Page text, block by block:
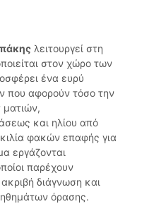
λειτουργεί στη
στον χώρο των
ένα ευρύ
που αφορούν τόσο την
ματιών,
και ηλίου από
φακών επαφής για
εργάζονται
παρέχουν
διάγνωση και
όρασης.